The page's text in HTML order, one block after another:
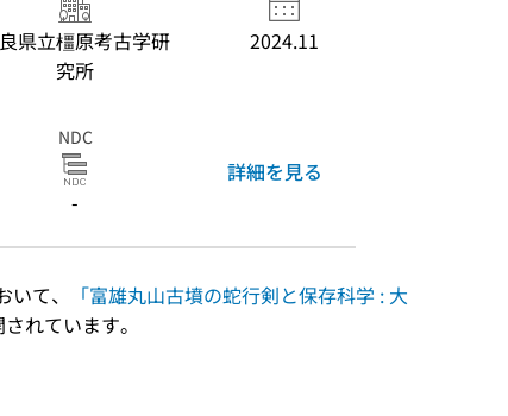
県立橿原考古学研
究所
2024.11
NDC
-
詳細を見る
て、
「富雄丸山古墳の蛇行剣と保存科学 : 大
れています。